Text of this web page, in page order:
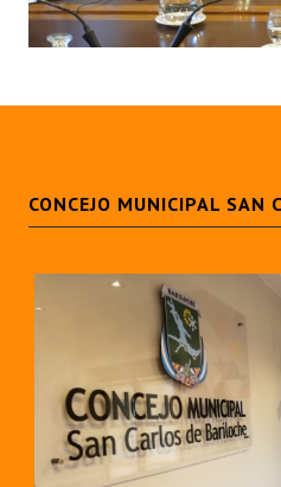
CONCEJO MUNICIPAL SAN